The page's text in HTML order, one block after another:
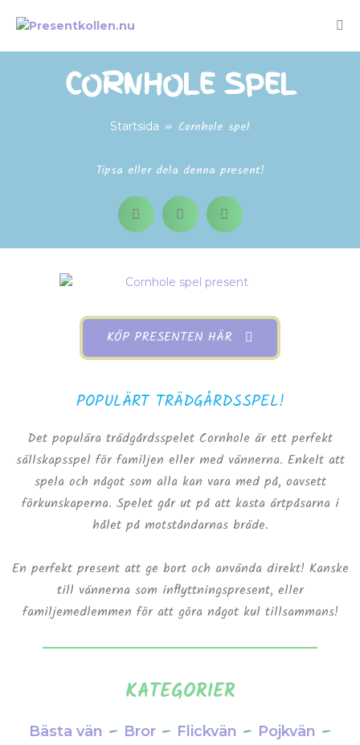
CORNHOLE SPEL
Startsida » Cornhole spel
Tipsa eller dela denna present!
KÖP PRESENTEN HÄR
POPULÄRT TRÄDGÅRDSSPEL!
Det populära trädgårdsspelet Cornhole är ett perfekt
sällskapsspel för familjen eller med vännerna. Enkelt att
spela och något som alla kan vara med på, oavsett
förkunskaperna. Spelet går ut på att kasta ärtpåsarna i
hålet på motståndarnas bräde.
En perfekt present att ge bort och använda direkt! Kanske
till vännerna som inflyttningspresent, eller
familjemedlemmen för att göra något kul tillsammans!
KATEGORIER
Bästa vän – Bror – Flickvän – Pojkvän –